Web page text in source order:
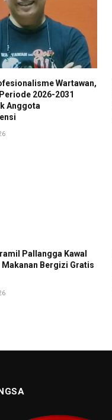
Wartawan,
2026-2031
Anggota
Pallangga Kawal
Makanan Bergizi Gratis